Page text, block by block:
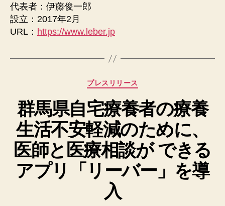
代表者：伊藤俊一郎
設立：2017年2月
URL： https://www.leber.jp
カ
ゴ
リ
ー
プレスリリース
群⾺県⾃宅療養者の療養
⽣活不安軽減のために、
医師と医療相談が できる
アプリ「リーバー」を導
⼊